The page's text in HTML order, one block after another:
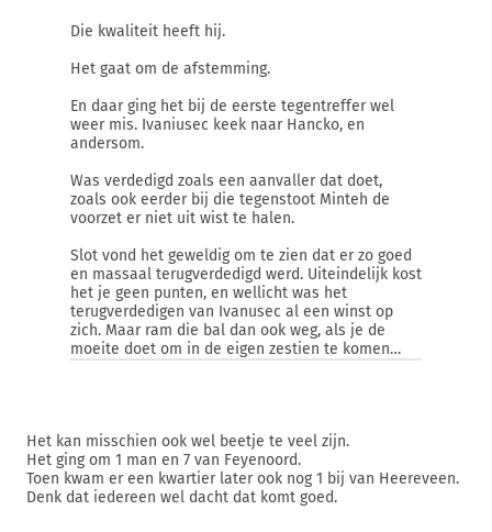
Die kwaliteit heeft hij.
Het gaat om de afstemming.
En daar ging het bij de eerste tegentreffer wel
weer mis. Ivaniusec keek naar Hancko, en
andersom.
Was verdedigd zoals een aanvaller dat doet,
zoals ook eerder bij die tegenstoot Minteh de
voorzet er niet uit wist te halen.
Slot vond het geweldig om te zien dat er zo goed
en massaal terugverdedigd werd. Uiteindelijk kost
het je geen punten, en wellicht was het
terugverdedigen van Ivanusec al een winst op
zich. Maar ram die bal dan ook weg, als je de
moeite doet om in de eigen zestien te komen…
Het kan misschien ook wel beetje te veel zijn.
Het ging om 1 man en 7 van Feyenoord.
Toen kwam er een kwartier later ook nog 1 bij van Heereveen.
Denk dat iedereen wel dacht dat komt goed.